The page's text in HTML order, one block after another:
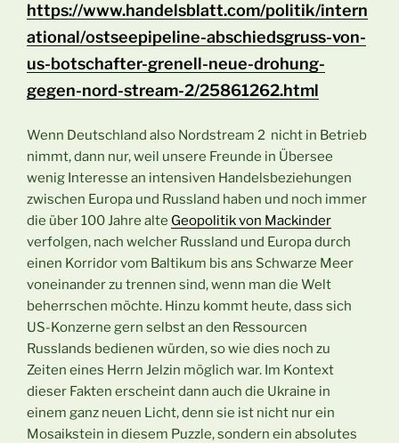
https://www.handelsblatt.com/politik/intern
ational/ostseepipeline-abschiedsgruss-von-
us-botschafter-grenell-neue-drohung-
gegen-nord-stream-2/25861262.html
Wenn Deutschland also Nordstream 2 nicht in Betrieb
nimmt, dann nur, weil unsere Freunde in Übersee
wenig Interesse an intensiven Handelsbeziehungen
zwischen Europa und Russland haben und noch immer
die über 100 Jahre alte Geopolitik von Mackinder
verfolgen, nach welcher Russland und Europa durch
einen Korridor vom Baltikum bis ans Schwarze Meer
voneinander zu trennen sind, wenn man die Welt
beherrschen möchte. Hinzu kommt heute, dass sich
US-Konzerne gern selbst an den Ressourcen
Russlands bedienen würden, so wie dies noch zu
Zeiten eines Herrn Jelzin möglich war. Im Kontext
dieser Fakten erscheint dann auch die Ukraine in
einem ganz neuen Licht, denn sie ist nicht nur ein
Mosaikstein in diesem Puzzle, sondern ein absolutes